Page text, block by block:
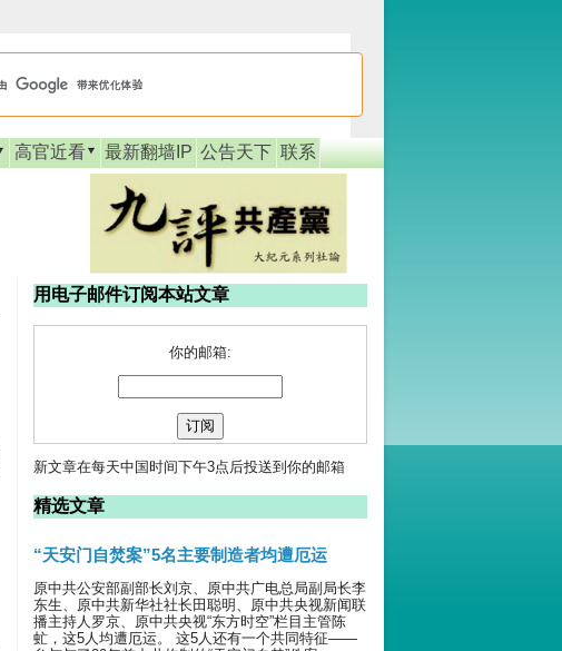
高官近看 最新翻墙IP 公告天下 联系
用电子邮件订阅本站文章
你的邮箱:
新文章在每天中国时间下午3点后投送到你的邮箱
精选文章
“天安门自焚案”5名主要制造者均遭厄运
原中共公安部副部长刘京、原中共广电总局副局长李
东生、原中共新华社社长田聪明、原中共央视新闻联
播主持人罗京、原中共央视“东方时空”栏目主管陈
虻，这5人均遭厄运。 这5人还有一个共同特征——